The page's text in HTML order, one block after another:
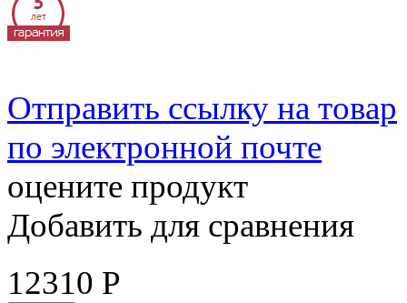
Отправить ссылку на товар
по электронной почте
оцените продукт
Добавить для сравнения
12310 Р